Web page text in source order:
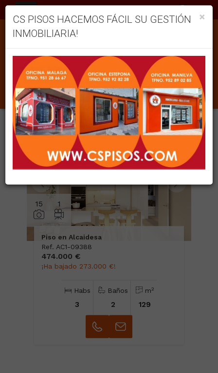
INMUEBLES EN VENTA EN LA LÍNEA DE LA
CONCEPCIÓN
Filtrar Ordenar
1 inmuebles en total
Mostrar resultados 12
15 1
Piso en Alcaidesa
Ref. AC1-09388
474.000 €
¡Ha bajado 273.000 €!
Habs
3
Baños
2
m2
129
×
CS PISOS HACEMOS FÁCIL SU GESTIÓN
INMOBILIARIA!